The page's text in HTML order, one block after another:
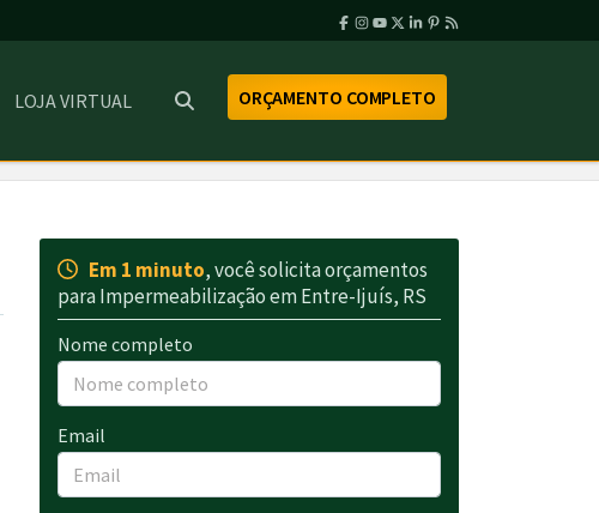
LOJA VIRTUAL ORÇAMENTO COMPLETO
Em 1 minuto, você solicita orçamentos
para Impermeabilização em Entre-Ijuís, RS
Nome completo
Email